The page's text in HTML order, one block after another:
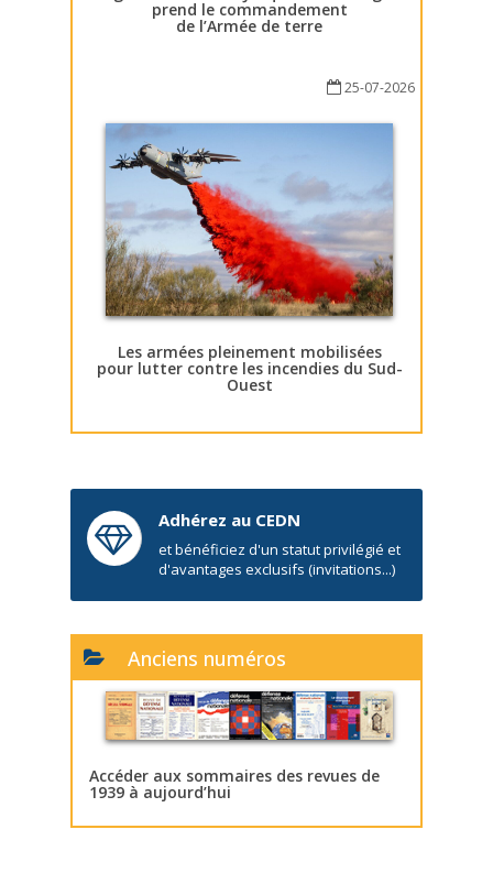
prend le commandement
de l’Armée de terre
25-07-2026
Les armées pleinement mobilisées
pour lutter contre les incendies du Sud-
Ouest
Adhérez au CEDN
et bénéficiez d'un statut privilégié et
d'avantages exclusifs (invitations...)
Anciens numéros
Accéder aux sommaires des revues de
1939 à aujourd’hui